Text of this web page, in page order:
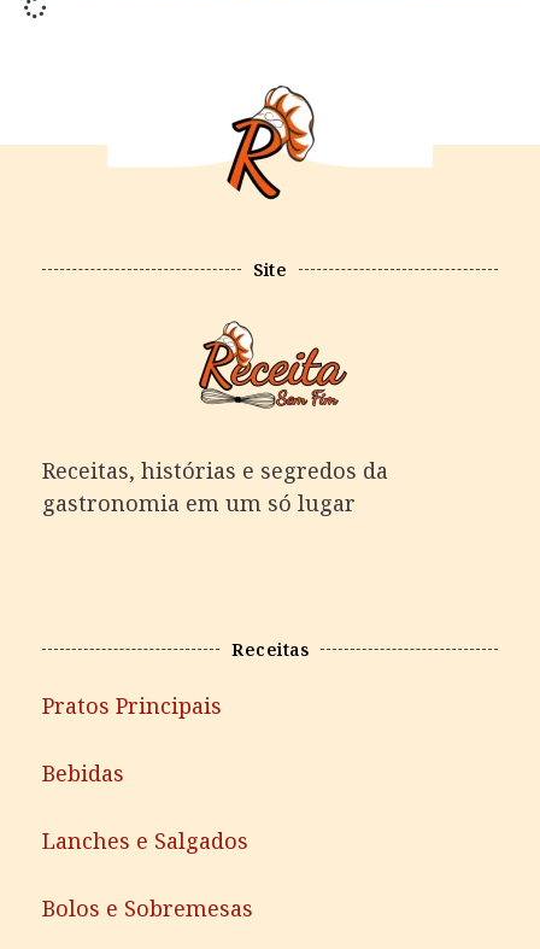
Site
Receitas, histórias e segredos da
gastronomia em um só lugar
Receitas
Pratos Principais
Bebidas
Lanches e Salgados
Bolos e Sobremesas